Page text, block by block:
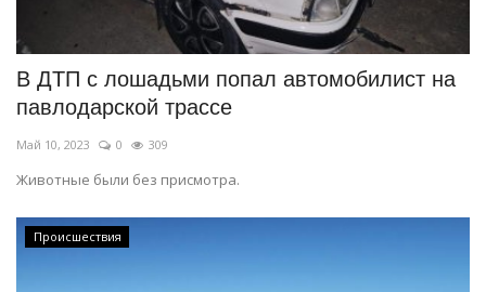
В ДТП с лошадьми попал автомобилист на
павлодарской трассе
Май 10, 2023 0 309
Животные были без присмотра.
Происшествия